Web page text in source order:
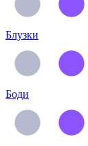
Блузки
Боди